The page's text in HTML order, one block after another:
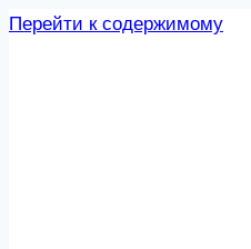
Перейти к содержимому